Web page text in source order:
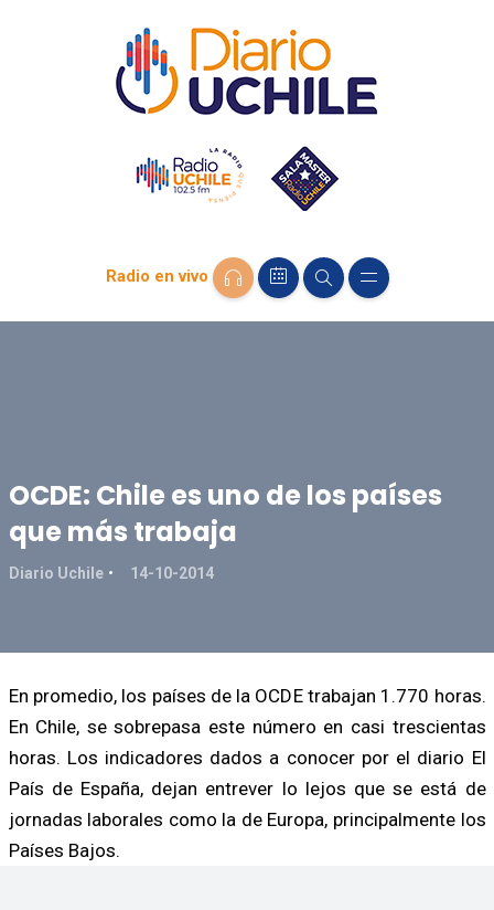
Radio en vivo
OCDE: Chile es uno de los países
que más trabaja
Diario Uchile 14-10-2014
En promedio, los países de la OCDE trabajan 1.770 horas.
En Chile, se sobrepasa este número en casi trescientas
horas. Los indicadores dados a conocer por el diario El
País de España, dejan entrever lo lejos que se está de
jornadas laborales como la de Europa, principalmente los
Países Bajos.